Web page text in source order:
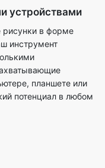
устройствами
рисунки в форме
инструмент
планшете или
потенциал в любом